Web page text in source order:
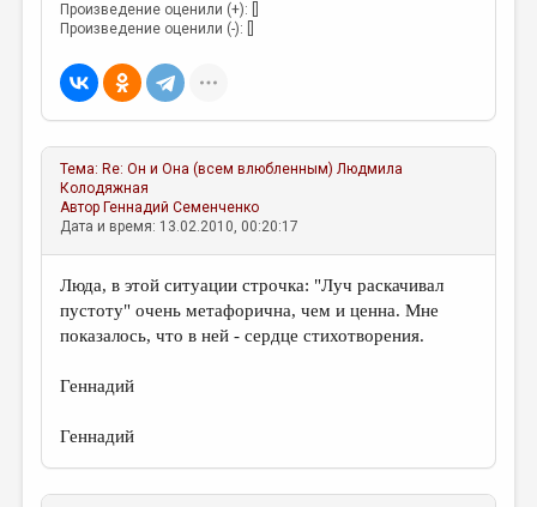
ПУБЛИЦИСТИКА
ЦИКЛЫ ПУБЛИКАЦИЙ
ТРЕДИАКОВСКИЙ
МЕДИА
ВКОНТАКТЕ
Произведение оценили (+): []
Произведение оценили (-): []
Тема: Re: Он и Она (всем влюбленным) Людмила
Колодяжная
Автор Геннадий Семенченко
Дата и время: 13.02.2010, 00:20:17
Люда, в этой ситуации строчка: "Луч раскачивал
пустоту" очень метафорична, чем и ценна. Мне
показалось, что в ней - сердце стихотворения.
Геннадий
Геннадий